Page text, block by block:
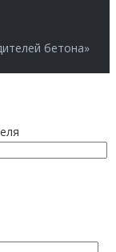
бетона»